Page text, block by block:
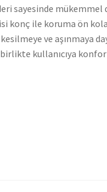
sayesinde mükemmel
konç ile koruma ön
ve aşınmaya
kullanıcıya